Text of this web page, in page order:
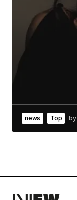
news Top by